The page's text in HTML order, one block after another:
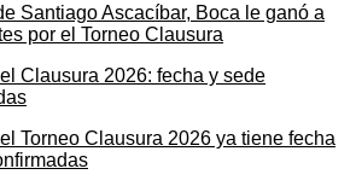
Santiago Ascacíbar, Boca le ganó a
por el Torneo Clausura
Torneo Clausura 2026 ya tiene fecha